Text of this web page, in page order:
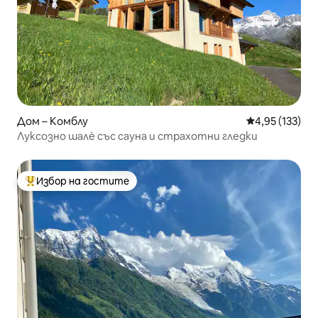
Дом – Комблу Средна
4,95 (133)
Луксозно шалѐ със сауна и страхотни гледки
Най-популярен избор на гостите
Избор на гостите